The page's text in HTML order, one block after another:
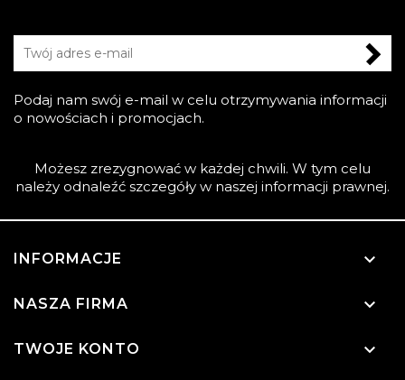
Podaj nam swój e-mail w celu otrzymywania informacji
o nowościach i promocjach.
Możesz zrezygnować w każdej chwili. W tym celu
należy odnaleźć szczegóły w naszej informacji prawnej.
INFORMACJE 
NASZA FIRMA 
TWOJE KONTO 